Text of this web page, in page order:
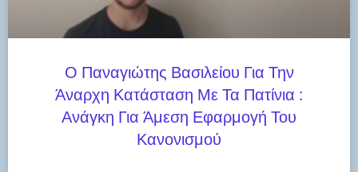
Ο Παναγιώτης Βασιλείου Για Την
Άναρχη Κατάσταση Με Τα Πατίνια :
Ανάγκη Για Άμεση Εφαρμογή Του
Κανονισμού